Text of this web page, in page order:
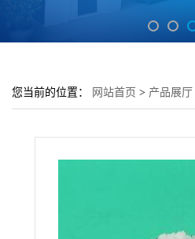
您当前的位置： 网站首页 > 产品展厅